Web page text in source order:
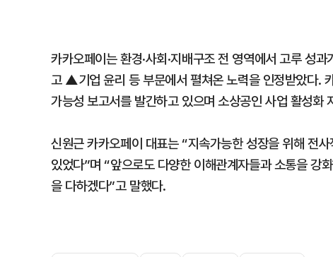
카카오페이는 환경·사회·지배구조 전 영역에서 고루
고 ▲기업 윤리 등 부문에서 펼쳐온 노력을 인정받았다.
가능성 보고서를 발간하고 있으며 소상공인 사업 활성
신원근 카카오페이 대표는 “지속가능한 성장을 위해 전
있었다”며 “앞으로도 다양한 이해관계자들과 소통을 강
을 다하겠다”고 말했다.